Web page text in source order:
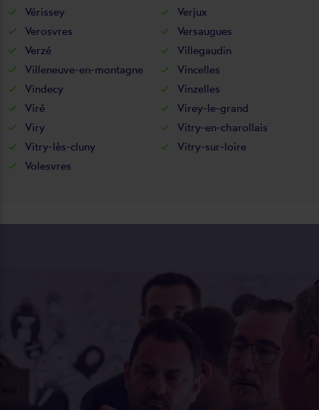
Vérissey
Verjux
Verosvres
Versaugues
Verzé
Villegaudin
Villeneuve-en-montagne
Vincelles
Vindecy
Vinzelles
Viré
Virey-le-grand
Viry
Vitry-en-charollais
Vitry-lès-cluny
Vitry-sur-loire
Volesvres